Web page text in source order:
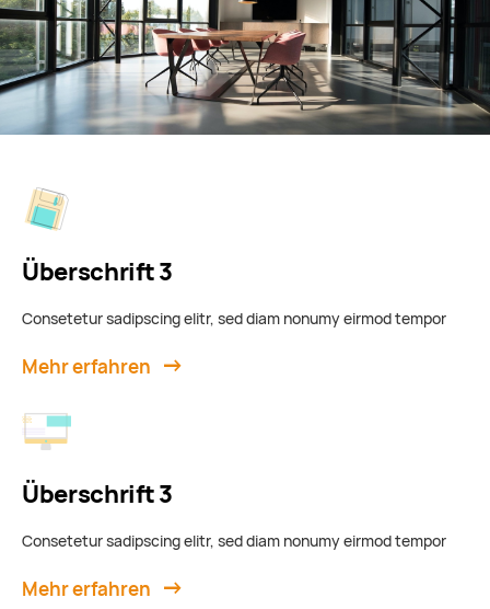
Überschrift 3
Consetetur sadipscing elitr, sed diam nonumy eirmod tempor
Mehr erfahren
Überschrift 3
Consetetur sadipscing elitr, sed diam nonumy eirmod tempor
Mehr erfahren